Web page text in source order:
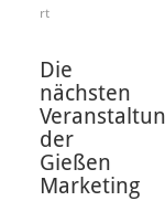
rt
Die
nächsten
der
Gießen
Marketing